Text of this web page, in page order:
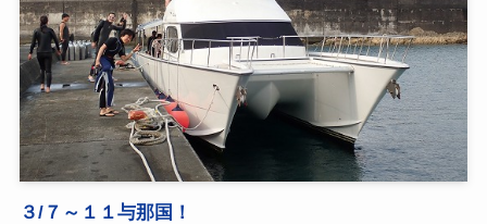
３/７～１１与那国！